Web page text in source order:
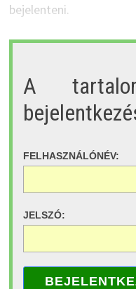
bejelenteni.
A
FELHASZNÁLÓNÉV:
JELSZÓ: